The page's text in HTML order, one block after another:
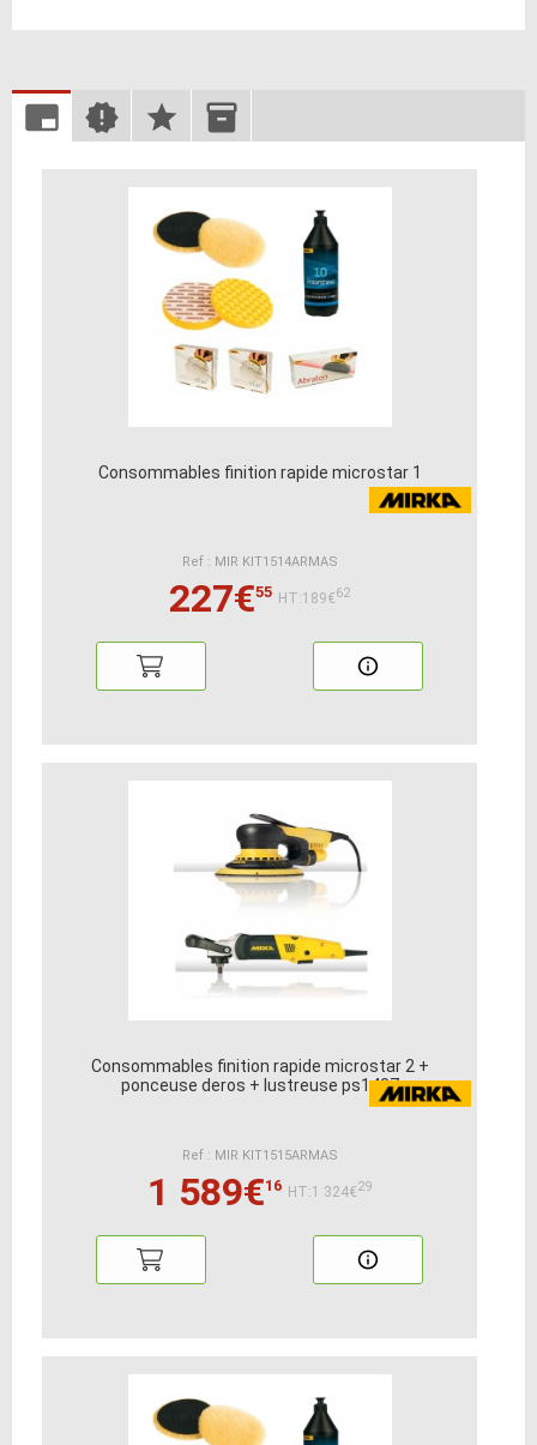
Consommables finition rapide microstar 1
Ref : MIR KIT1514ARMAS
227€55 HT:189€62
Consommables finition rapide microstar 2 +
ponceuse deros + lustreuse ps1437
Ref : MIR KIT1515ARMAS
1 589€16 HT:1 324€29